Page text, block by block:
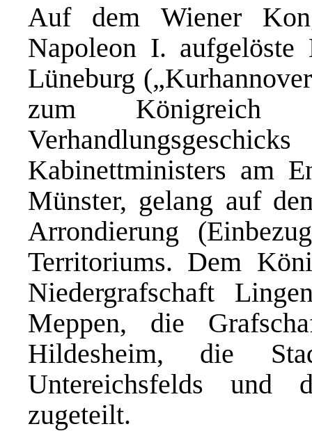
Auf dem Wiener
Napoleon I. aufgelöste
Lüneburg
zum Königreich
Kabinettministers am
Münster, gelang auf
Arrondierung
Territoriums. Dem
Niedergrafschaft
Meppen, die
Hildesheim, die
Untereichsfelds und
zugeteilt.